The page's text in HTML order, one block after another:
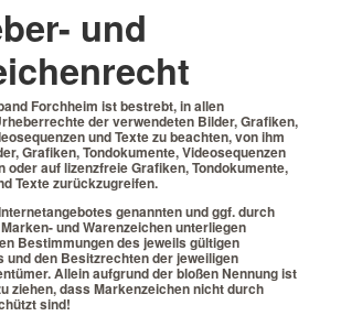
und
Forchheim ist bestrebt, in allen
der verwendeten Bilder, Grafiken,
und Texte zu beachten, von ihm
Grafiken, Tondokumente, Videosequenzen
oder auf lizenzfreie Grafiken, Tondokumente,
Texte zurückzugreifen.
genannten und ggf. durch
und Warenzeichen unterliegen
Bestimmungen des jeweils gültigen
und den Besitzrechten der jeweiligen
Allein aufgrund der bloßen Nennung ist
ziehen, dass Markenzeichen nicht durch
sind!